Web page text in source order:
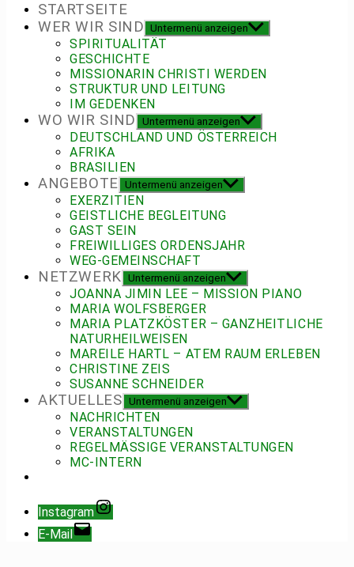
STARTSEITE
WER WIR SIND
Untermenü anzeigen
SPIRITUALITÄT
GESCHICHTE
MISSIONARIN CHRISTI WERDEN
STRUKTUR UND LEITUNG
IM GEDENKEN
WO WIR SIND Untermenü anzeigen
DEUTSCHLAND UND ÖSTERREICH
AFRIKA
BRASILIEN
ANGEBOTE Untermenü anzeigen
EXERZITIEN
GEISTLICHE BEGLEITUNG
GAST SEIN
FREIWILLIGES ORDENSJAHR
WEG-GEMEINSCHAFT
NETZWERK Untermenü anzeigen
JOANNA JIMIN LEE – MISSION PIANO
MARIA WOLFSBERGER
MARIA PLATZKÖSTER – GANZHEITLICHE
NATURHEILWEISEN
MAREILE HARTL – ATEM RAUM ERLEBEN
CHRISTINE ZEIS
SUSANNE SCHNEIDER
AKTUELLES Untermenü anzeigen
NACHRICHTEN
VERANSTALTUNGEN
REGELMÄSSIGE VERANSTALTUNGEN
MC-INTERN
Instagram
E-Mail